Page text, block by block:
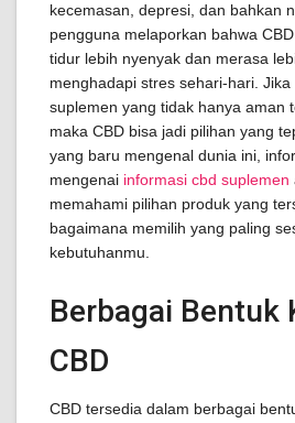
kecemasan, depresi, dan bahkan
pengguna melaporkan bahwa
tidur lebih nyenyak dan merasa
menghadapi stres sehari-hari.
suplemen yang tidak hanya aman
maka CBD bisa jadi pilihan yang
yang baru mengenal dunia ini,
mengenai informasi cbd suplemen
memahami pilihan produk yang
bagaimana memilih yang paling
kebutuhanmu.
Berbagai Bentuk
CBD
CBD tersedia dalam berbagai